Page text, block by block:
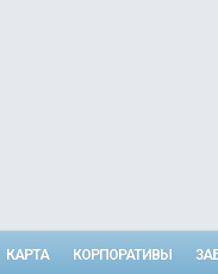
КАРТА КОРПОРАТИВЫ